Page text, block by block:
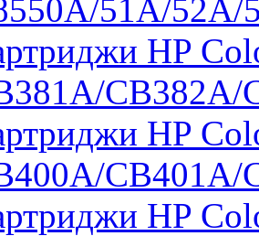
51A/
HP
CB382A/
HP
CB401A/
HP